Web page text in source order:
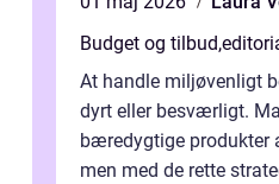
Budget og tilbud,
At handle miljøvenligt
dyrt eller besværligt.
bæredygtige produkter
men med de rette